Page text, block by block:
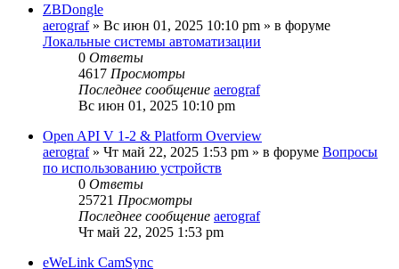
ZBDongle
aerograf» Вс июн 01, 2025 10:10 pm » в форуме
Локальные системы автоматизации
0 Ответы
4617 Просмотры
Последнее сообщение aerograf
Вс июн 01, 2025 10:10 pm
Open API V 1-2 & Platform Overview
aerograf» Чт май 22, 2025 1:53 pm » в форуме Вопросы
по использованию устройств
0 Ответы
25721 Просмотры
Последнее сообщение aerograf
Чт май 22, 2025 1:53 pm
eWeLink CamSync